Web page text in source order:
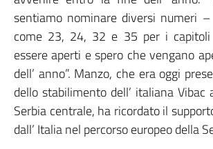
sentiamo nominare diversi numeri
come 23, 24, 32 e 35 per i capitoli
essere aperti e spero che vengano
dell’ anno”. Manzo, che era oggi
dello stabilimento dell’ italiana Vibac
Serbia centrale, ha ricordato il
dall’ Italia nel percorso europeo della